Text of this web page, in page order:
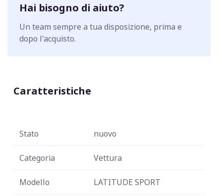
Hai bisogno di aiuto?
Un team sempre a tua disposizione, prima e
dopo l'acquisto.
Caratteristiche
Stato nuovo
Categoria Vettura
Modello LATITUDE SPORT